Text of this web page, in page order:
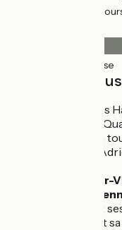
(64%)
(100%) Lisse
À découvrir
: les
Limousin, le
le Petit Train
Porcelaine
Verneuil-sur-
Aixe-sur-
d'Arlliquet et
ses jardins et